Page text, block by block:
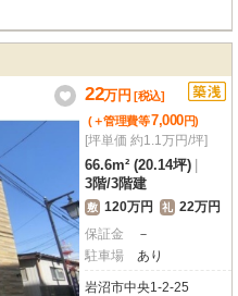
22万円 [税込]
(＋管理費等7,000円)
[坪単価 約1.1万円/坪]
66.6m² (20.14坪)
3階/3階建
敷 120万円 礼 22万円
保証金
－
駐車場
あり
岩沼市中央1-2-25